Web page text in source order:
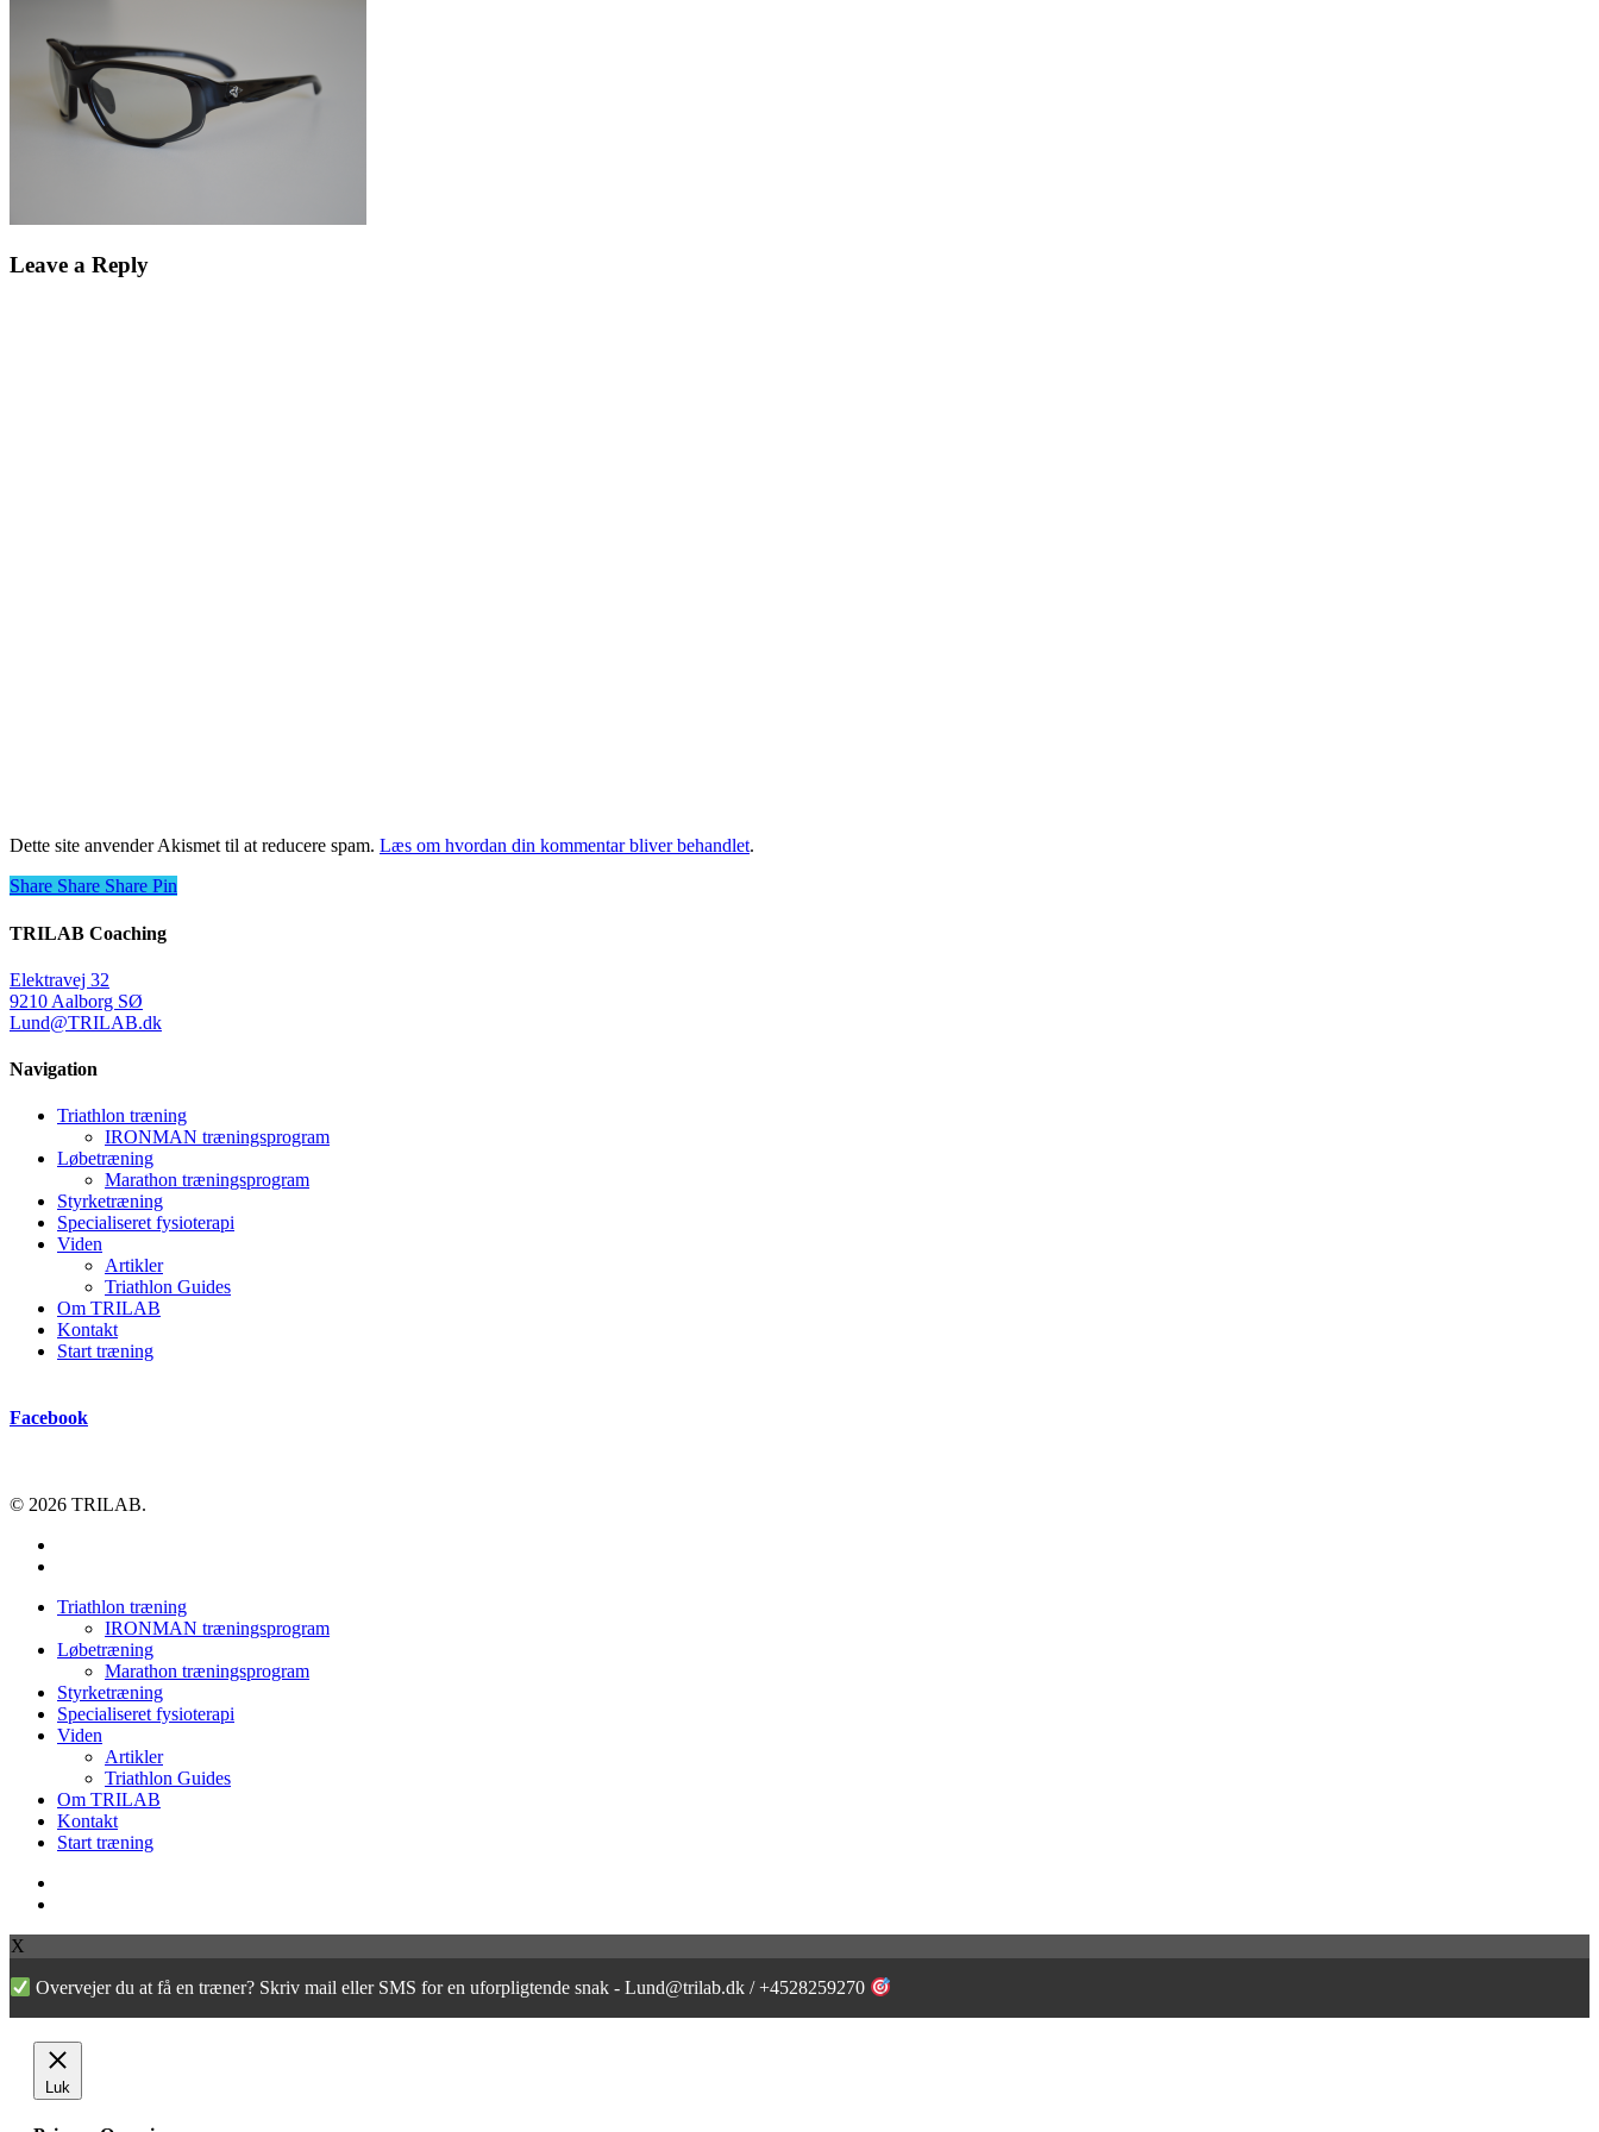
Leave a Reply
Dette site anvender Akismet til at reducere spam. Læs om hvordan din kommentar bliver behandlet.
Share
Share Share Share Pin
TRILAB Coaching
Elektravej 32
9210 Aalborg SØ
Lund@TRILAB.dk
Navigation
Triathlon træning
IRONMAN træningsprogram
Løbetræning
Marathon træningsprogram
Styrketræning
Specialiseret fysioterapi
Viden
Artikler
Triathlon Guides
Om TRILAB
Kontakt
Start træning
Facebook
© 2026 TRILAB.
Close
Triathlon træning
IRONMAN træningsprogram
Løbetræning
Marathon træningsprogram
Styrketræning
Specialiseret fysioterapi
Viden
Artikler
Triathlon Guides
Om TRILAB
Kontakt
Start træning
X
Overvejer du at få en træner? Skriv mail eller SMS for en uforpligtende snak - Lund@trilab.dk / +4528259270
Luk